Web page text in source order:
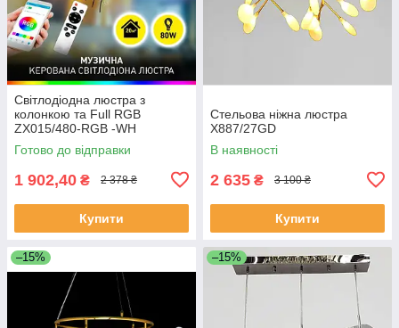
Світлодіодна люстра з
колонкою та Full RGB
ZX015/480-RGB -WH
Готово до відправки
1 902,40 ₴ 2 378 ₴
Купити
Стельова ніжна люстра
X887/27GD
В наявності
2 635 ₴ 3 100 ₴
Купити
–15% –15%